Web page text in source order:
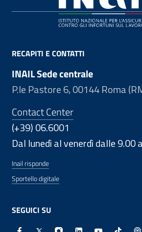
RECAPITI E CONTATTI
INAIL Sede centrale
P.le Pastore 6, 00144 Roma
Contact Center
(+39) 06.6001
Dal lunedì al venerdì dalle 9.00
Inail risponde
Sportello digitale
SEGUICI SU